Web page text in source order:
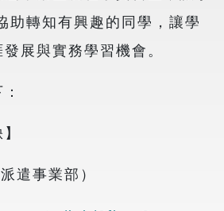
助轉知有興趣的同學，讓學
展與實務學習機會。
遣事業部）